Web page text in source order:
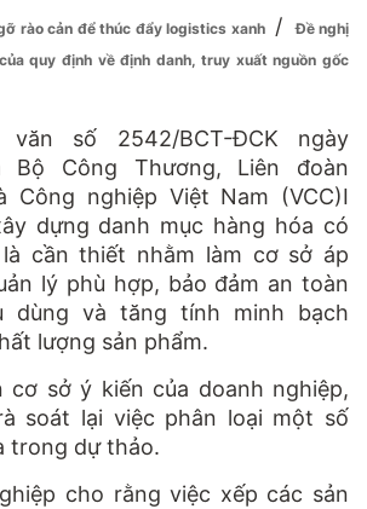
rào cản để thúc đẩy logistics xanh /
Đề nghị
quy định về định danh, truy xuất nguồn gốc
số 2542/BCT-ĐCK ngày
Bộ Công Thương, Liên đoàn
Công nghiệp Việt Nam (VCC)I
dựng danh mục hàng hóa có
cần thiết nhằm làm cơ sở áp
lý phù hợp, bảo đảm an toàn
dùng và tăng tính minh bạch
lượng sản phẩm.
cơ sở ý kiến của doanh nghiệp,
soát lại việc phân loại một số
trong dự thảo.
cho rằng việc xếp các sản